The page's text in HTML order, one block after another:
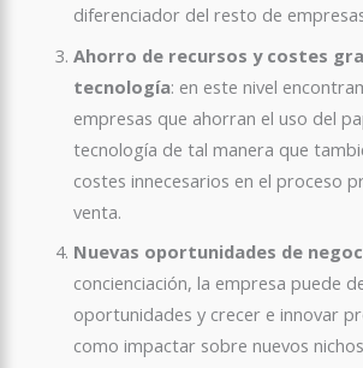
diferenciador del resto de
Ahorro de recursos y costes
tecnología: en este nivel
empresas que ahorran el uso del
tecnología de tal manera que
costes innecesarios en el proceso
venta.
Nuevas oportunidades de
concienciación, la empresa puede
oportunidades y crecer e innovar
como impactar sobre nuevos